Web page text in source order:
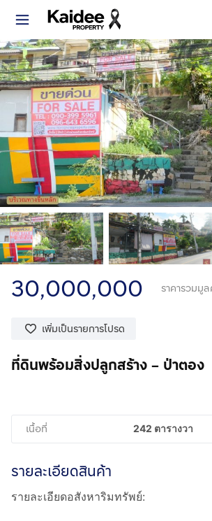
30,000,000 ราคารวมมู
เพิ่มเป็นรายการโปรด
ที่ดินพร้อมสิ่งปลูกสร้าง – ป่าตอง
เนื้อที่ 242 ตารางวา
รายละเอียดสินค้า
รายละเอียดอสังหาริมทรัพย์: